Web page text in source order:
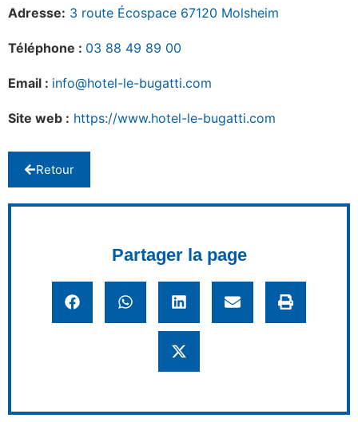
Adresse: 3 route Écospace 67120 Molsheim
Téléphone : 03 88 49 89 00
Email : info@hotel-le-bugatti.com
Site web : https://www.hotel-le-bugatti.com
Retour
Partager la page